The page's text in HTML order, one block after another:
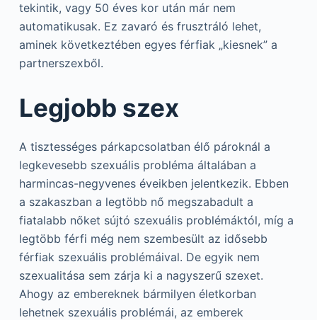
tekintik, vagy 50 éves kor után már nem
automatikusak. Ez zavaró és frusztráló lehet,
aminek következtében egyes férfiak „kiesnek” a
partnerszexből.
Legjobb szex
A tisztességes párkapcsolatban élő pároknál a
legkevesebb szexuális probléma általában a
harmincas-negyvenes éveikben jelentkezik. Ebben
a szakaszban a legtöbb nő megszabadult a
fiatalabb nőket sújtó szexuális problémáktól, míg a
legtöbb férfi még nem szembesült az idősebb
férfiak szexuális problémáival. De egyik nem
szexualitása sem zárja ki a nagyszerű szexet.
Ahogy az embereknek bármilyen életkorban
lehetnek szexuális problémái, az emberek